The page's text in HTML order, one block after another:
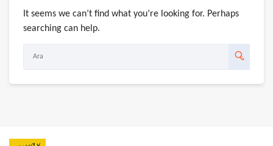
It seems we can’t find what you’re looking for. Perhaps
searching can help.